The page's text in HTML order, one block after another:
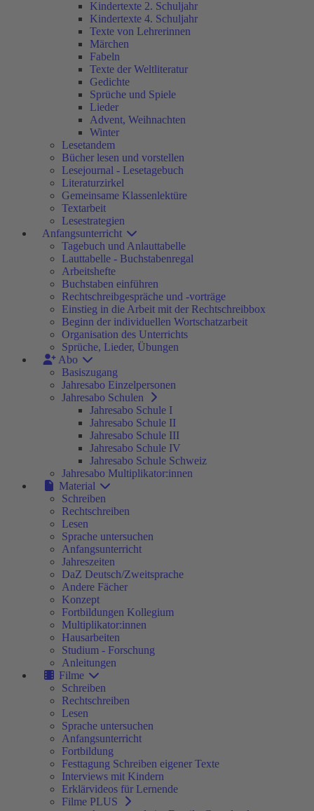
Kindertexte 2. Schuljahr
Kindertexte 4. Schuljahr
Texte von Lehrerinnen
Märchen
Fabeln
Texte der Weltliteratur
Gedichte
Sprüche und Spiele
Lieder
Advent, Weihnachten
Winter
Lesetandem
Bücher lesen und vorstellen
Lesejournal - Lesetagebuch
Literaturzirkel
Gemeinsame Klassenlektüre
Textarbeit
Lesestrategien
Anfangsunterricht
Tagebuch und Anlauttabelle
Lauttabelle - Buchstabenregal
Arbeitshefte
Buchstaben einführen
Rechtschreibgespräche und -vorträge
Einstieg in die Arbeit mit der Rechtschreibbox
Beginn der individuellen Wortschatzarbeit
Organisation des Unterrichts
Sprüche, Lieder, Übungen
Abo
Basiszugang
Jahresabo Einzelpersonen
Jahresabo Schulen
Jahresabo Schule I
Jahresabo Schule II
Jahresabo Schule III
Jahresabo Schule IV
Jahresabo Schule Schweiz
Jahresabo Multiplikator:innen
Material
Schreiben
Rechtschreiben
Lesen
Sprache untersuchen
Anfangsunterricht
Jahreszeiten
DaZ Deutsch/Zweitsprache
Andere Fächer
Konzept
Fortbildungen Kollegium
Multiplikator:innen
Hausarbeiten
Studium - Forschung
Anleitungen
Filme
Schreiben
Rechtschreiben
Lesen
Sprache untersuchen
Anfangsunterricht
Fortbildung
Festtagung Schreiben eigener Texte
Interviews mit Kindern
Erklärvideos für Lernende
Filme PLUS